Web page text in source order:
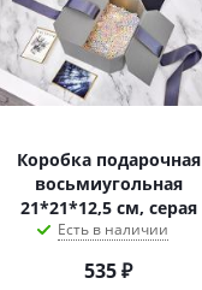
Коробка подарочная
восьмиугольная
21*21*12,5 см, серая
Есть в наличии
535₽